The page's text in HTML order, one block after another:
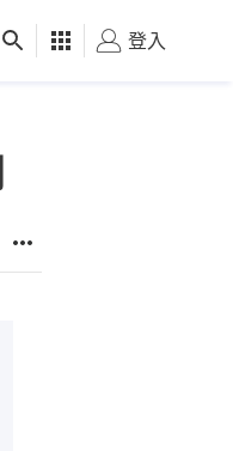
健康 好食玩飛
登入